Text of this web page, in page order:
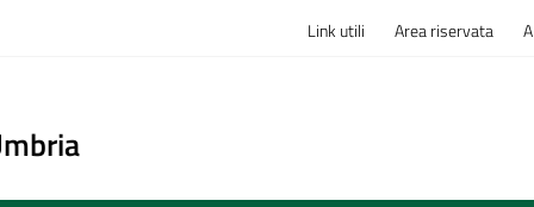
Link utili Area riservata